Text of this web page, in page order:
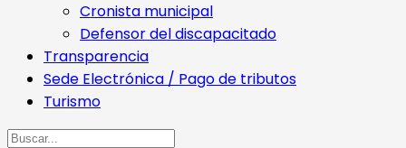
Cronista municipal
Defensor del discapacitado
Transparencia
Sede Electrónica / Pago de tributos
Turismo
Buscar